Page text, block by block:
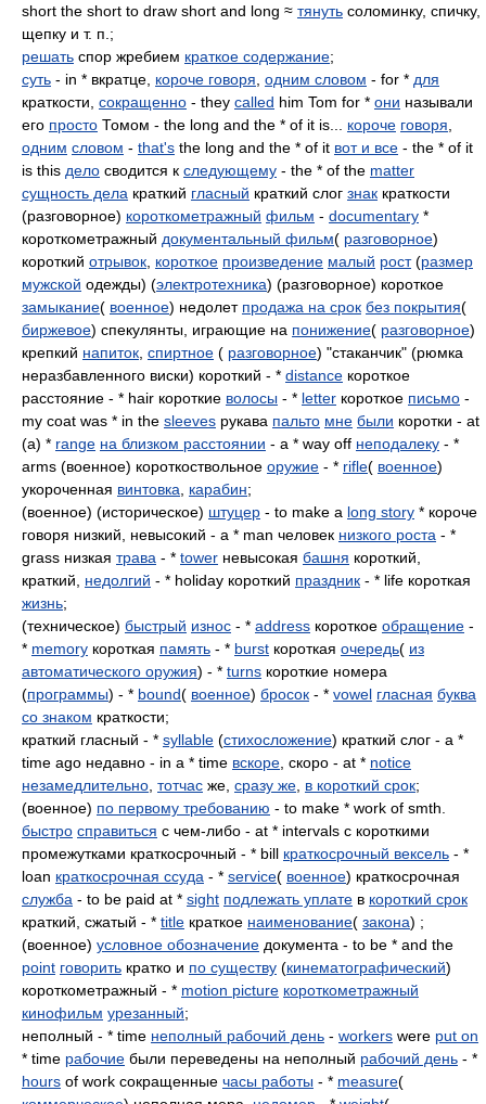
short the short to draw short and long ≈ тянуть соломинку, спичку,
щепку и т. п.;
решать спор жребием краткое содержание;
суть - in * вкратце, короче говоря одним словом - for * для
краткости, сокращенно - they called him Tom for * они называли
его просто Томом - the long and the * of it is... короче говоря
одним словом - that's the long and the * of it вот и все - the * of it
is this дело сводится к следующему - the * of the matter
сущность дела краткий гласный краткий слог знак краткости
(разговорное) короткометражный фильм - documentary *
короткометражный документальный фильм( разговорное)
короткий отрывок короткое произведение малый рост(размер
мужской одежды) (электротехника) (разговорное) короткое
замыкание( военное) недолет продажа на срок без покрытия(
биржевое) спекулянты, играющие на понижение( разговорное)
крепкий напиток спиртное ( разговорное) "стаканчик" (рюмка
неразбавленного виски) короткий - * distance короткое
расстояние - * hair короткие волосы - * letter короткое письмо -
my coat was * in the sleeves рукава пальто мне были коротки - at
(a) * range на близком расстоянии - a * way off неподалеку - *
arms (военное) короткоствольное оружие - * rifle( военное)
укороченная винтовка карабин;
(военное) (историческое) штуцер - to make a long story * короче
говоря низкий, невысокий - a * man человек низкого роста - *
grass низкая трава - * tower невысокая башня короткий,
краткий, недолгий - * holiday короткий праздник - * life короткая
жизнь;
(техническое) быстрый износ - * address короткое обращение -
* memory короткая память - * burst короткая очередь( из
автоматического оружия) - * turns короткие номера
(программы) - * bound( военное) бросок - * vowel гласная буква
со знаком краткости;
краткий гласный - * syllable (стихосложение) краткий слог - a *
time ago недавно - in a * time вскоре , скоро - at * notice
незамедлительно тотчас же, сразу же в короткий срок;
(военное) по первому требованию - to make * work of smth.
быстро справиться с чем-либо - at * intervals с короткими
промежутками краткосрочный - * bill краткосрочный вексель - *
loan краткосрочная ссуда - * service( военное) краткосрочная
служба - to be paid at * sight подлежать уплате в короткий срок
краткий, сжатый - * title краткое наименование( закона) ;
(военное) условное обозначение документа - to be * and the
point говорить кратко и по существу (кинематографический)
короткометражный - * motion picture короткометражный
кинофильм урезанный;
неполный - * time неполный рабочий день - workers were put on
* time рабочие были переведены на неполный рабочий день - *
hours of work сокращенные часы работы - * measure(